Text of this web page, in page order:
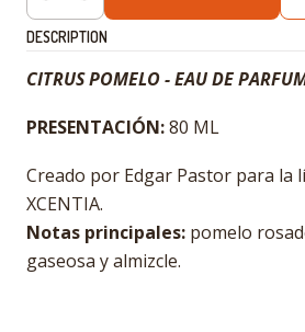
Quantity
DESCRIPTION
CITRUS POMELO - EAU DE
PRESENTACIÓN:80 ML
Creado por Edgar Pastor para la
XCENTIA.
Notas principales: pomelo
gaseosa y almizcle.